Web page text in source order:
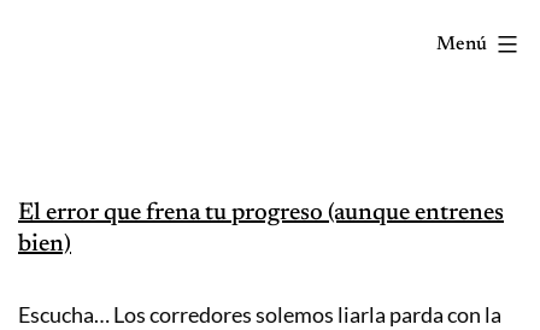
lo
sabes!
Menú
El error que frena tu progreso (aunque entrenes
bien)
Escucha… Los corredores solemos liarla parda con la